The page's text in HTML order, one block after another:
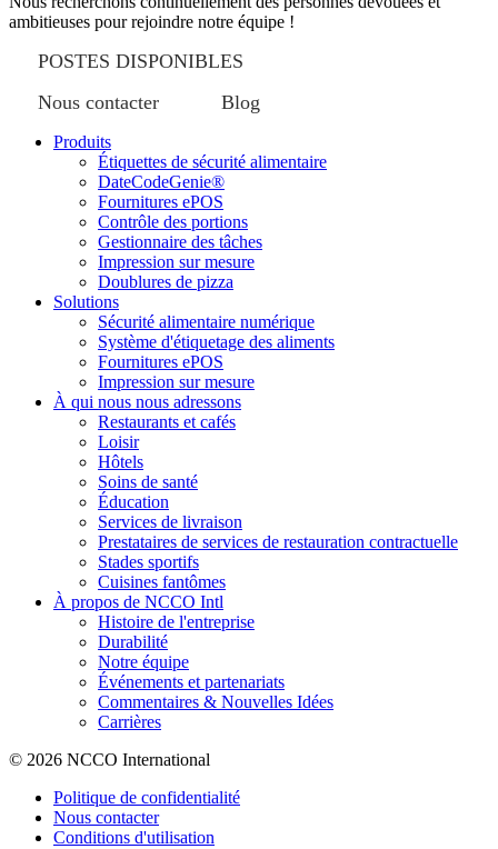
ambitieuses pour rejoindre notre équipe !
POSTES DISPONIBLES
Nous contacter
Blog
Produits
Étiquettes de sécurité alimentaire
DateCodeGenie®
Fournitures ePOS
Contrôle des portions
Gestionnaire des tâches
Impression sur mesure
Doublures de pizza
Solutions
Sécurité alimentaire numérique
Système d'étiquetage des aliments
Fournitures ePOS
Impression sur mesure
À qui nous nous adressons
Restaurants et cafés
Loisir
Hôtels
Soins de santé
Éducation
Services de livraison
Prestataires de services de restauration contractuelle
Stades sportifs
Cuisines fantômes
À propos de NCCO Intl
Histoire de l'entreprise
Durabilité
Notre équipe
Événements et partenariats
Commentaires & Nouvelles Idées
Carrières
© 2026 NCCO International
Politique de confidentialité
Nous contacter
Conditions d'utilisation